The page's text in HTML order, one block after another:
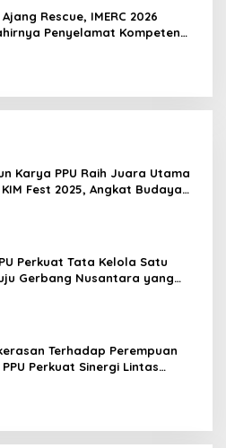
Rescue, IMERC 2026
Penyelamat Kompeten
Karya PPU Raih Juara Utama
Fest 2025, Angkat Budaya
Perkuat Tata Kelola Satu
Gerbang Nusantara yang
Terhadap Perempuan
Perkuat Sinergi Lintas